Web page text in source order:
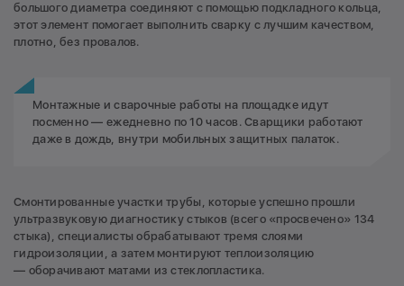
большого диаметра соединяют с помощью подкладного кольца,
этот элемент помогает выполнить сварку с лучшим качеством,
плотно, без провалов.
Монтажные и сварочные работы на площадке идут
посменно — ежедневно по 10 часов. Сварщики работают
даже в дождь, внутри мобильных защитных палаток.
Смонтированные участки трубы, которые успешно прошли
ультразвуковую диагностику стыков (всего «просвечено» 134
стыка), специалисты обрабатывают тремя слоями
гидроизоляции, а затем монтируют теплоизоляцию
— оборачивают матами из стеклопластика.